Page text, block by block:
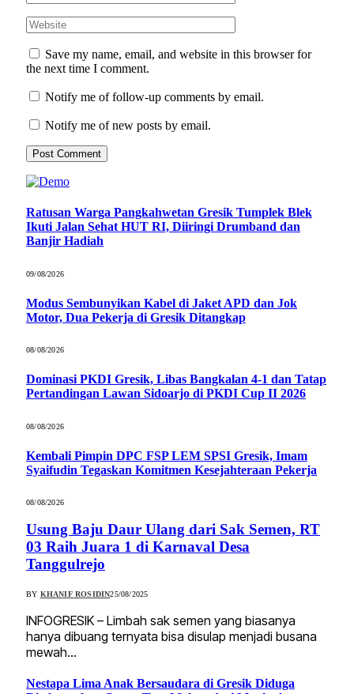
Save my name, email, and website in this browser for
the next time I comment.
Notify me of follow-up comments by email.
Notify me of new posts by email.
Ratusan Warga Pangkahwetan Gresik Tumplek Blek
Ikuti Jalan Sehat HUT RI, Diiringi Drumband dan
Banjir Hadiah
09/08/2026
Modus Sembunyikan Kabel di Jaket APD dan Jok
Motor, Dua Pekerja di Gresik Ditangkap
08/08/2026
Dominasi PKDI Gresik, Libas Bangkalan 4-1 dan Tatap
Pertandingan Lawan Sidoarjo di PKDI Cup II 2026
08/08/2026
Kembali Pimpin DPC FSP LEM SPSI Gresik, Imam
Syaifudin Tegaskan Komitmen Kesejahteraan Pekerja
08/08/2026
Usung Baju Daur Ulang dari Sak Semen, RT
03 Raih Juara 1 di Karnaval Desa
Tanggulrejo
BY KHANIF ROSIDIN25/08/2025
INFOGRESIK – Limbah sak semen yang biasanya
hanya dibuang ternyata bisa disulap menjadi busana
mewah…
Nestapa Lima Anak Bersaudara di Gresik Diduga